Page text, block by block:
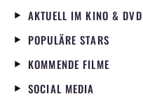
AKTUELL IM KINO & DVD
POPULÄRE STARS
KOMMENDE FILME
SOCIAL MEDIA